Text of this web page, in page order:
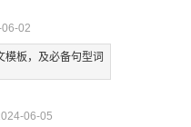
02
模板，及必备句型词
06-05